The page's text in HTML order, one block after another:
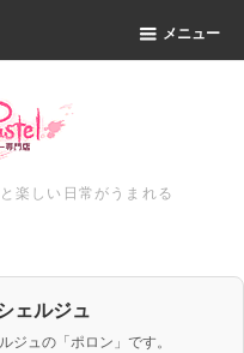
メニュー
楽しい日常がうまれる
ェルジュ
ジュの「ポロン」です。